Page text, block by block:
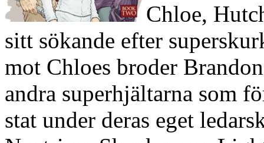
Chloe,
sitt sökande efter
mot Chloes broder
andra superhjältarna som
stat under deras eget